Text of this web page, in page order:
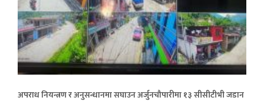
अपराध नियन्त्रण र अनुसन्धानमा सघाउन अर्जुनचौपारीमा १३ सीसीटीभी जडान